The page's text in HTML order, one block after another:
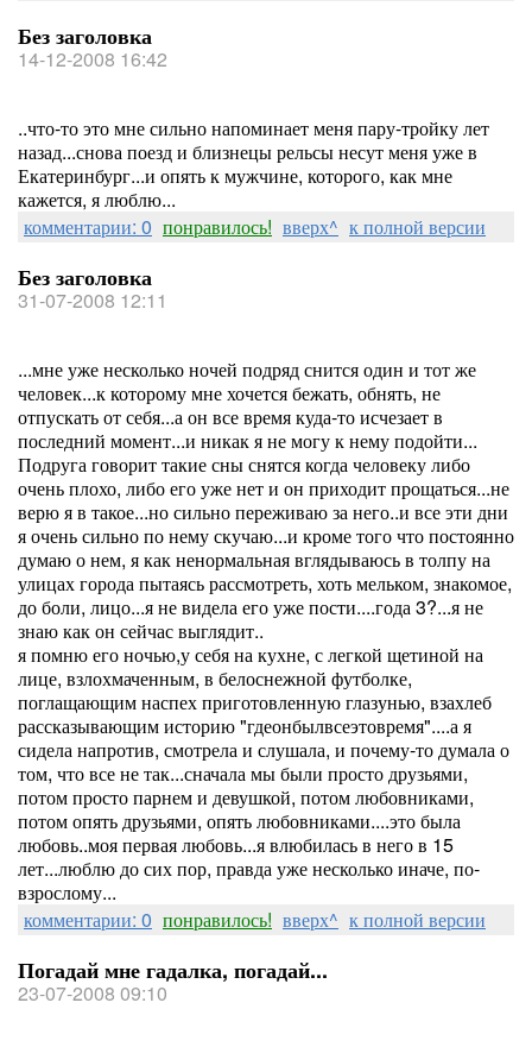
Без заголовка
14-12-2008 16:42
..что-то это мне сильно напоминает меня пару-тройку лет
назад...снова поезд и близнецы рельсы несут меня уже в
Екатеринбург...и опять к мужчине, которого, как мне
кажется, я люблю...
комментарии: 0 понравилось! вверх^ к полной версии
Без заголовка
31-07-2008 12:11
...мне уже несколько ночей подряд снится один и тот же
человек...к которому мне хочется бежать, обнять, не
отпускать от себя...а он все время куда-то исчезает в
последний момент...и никак я не могу к нему подойти...
Подруга говорит такие сны снятся когда человеку либо
очень плохо, либо его уже нет и он приходит прощаться...не
верю я в такое...но сильно переживаю за него..и все эти дни
я очень сильно по нему скучаю...и кроме того что постоянно
думаю о нем, я как ненормальная вглядываюсь в толпу на
улицах города пытаясь рассмотреть, хоть мельком, знакомое,
до боли, лицо...я не видела его уже пости....года 3?...я не
знаю как он сейчас выглядит..
я помню его ночью,у себя на кухне, с легкой щетиной на
лице, взлохмаченным, в белоснежной футболке,
поглащающим наспех приготовленную глазунью, взахлеб
рассказывающим историю "гдеонбылвсеэтовремя"....а я
сидела напротив, смотрела и слушала, и почему-то думала о
том, что все не так...сначала мы были просто друзьями,
потом просто парнем и девушкой, потом любовниками,
потом опять друзьями, опять любовниками....это была
любовь..моя первая любовь...я влюбилась в него в 15
лет...люблю до сих пор, правда уже несколько иначе, по-
взрослому...
комментарии: 0 понравилось! вверх^ к полной версии
Погадай мне гадалка, погадай...
23-07-2008 09:10